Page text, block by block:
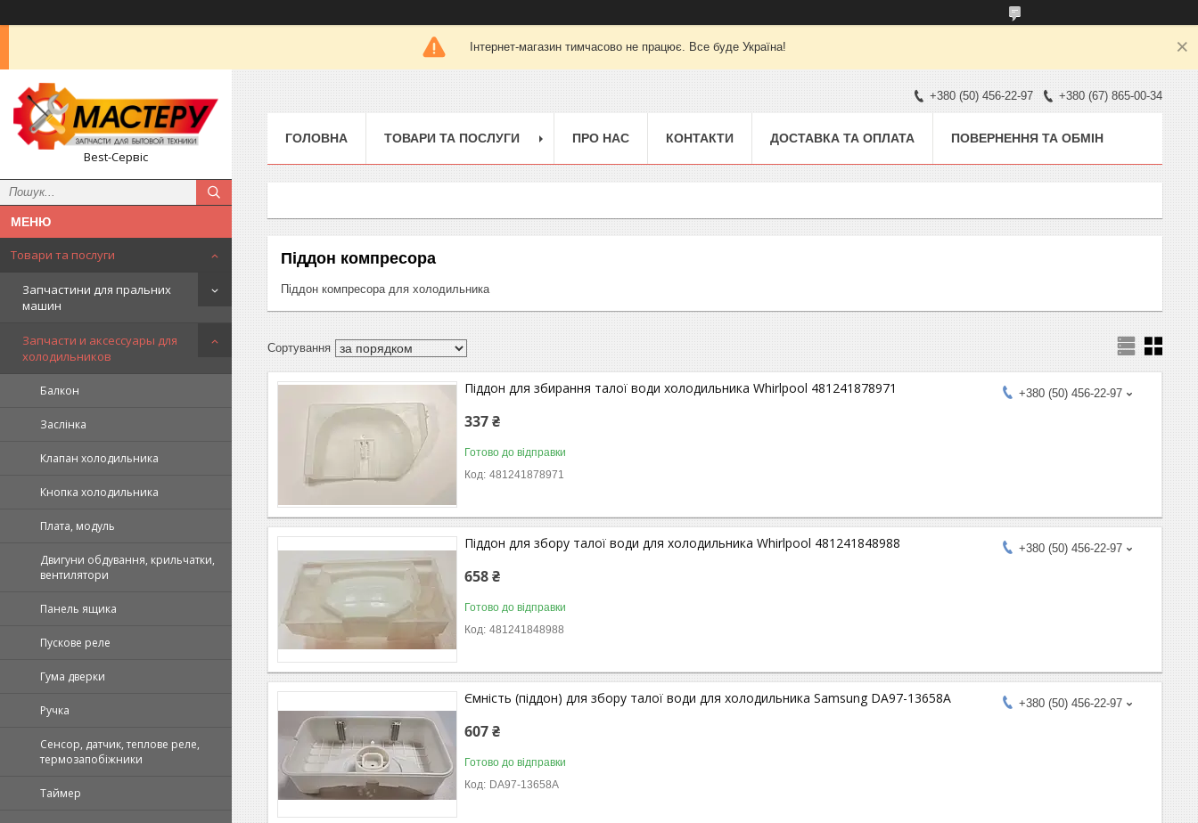
Інтернет-магазин тимчасово не працює. Все буде Україна!
Best-Сервіс
Товари та послуги
Запчастини для пральних
машин
Запчасти и аксессуары для
холодильников
Балкон
Заслінка
Клапан холодильника
Кнопка холодильника
Плата, модуль
Двигуни обдування, крильчатки,
вентилятори
Панель ящика
Пускове реле
Гума дверки
Ручка
Сенсор, датчик, теплове реле,
термозапобіжники
Таймер
+380 (50) 456-22-97 +380 (67) 865-00-34
ГОЛОВНА ТОВАРИ ТА ПОСЛУГИ ПРО НАС КОНТАКТИ ДОСТАВКА ТА ОПЛАТА ПОВЕРНЕННЯ ТА ОБМІН
Піддон компресора
Піддон компресора для холодильника
+380 (50) 456-22-97
Піддон для збирання талої води холодильника Whirlpool 481241878971
337 ₴
Готово до відправки
481241878971
+380 (50) 456-22-97
Піддон для збору талої води для холодильника Whirlpool 481241848988
658 ₴
Готово до відправки
481241848988
+380 (50) 456-22-97
Ємність (піддон) для збору талої води для холодильника Samsung DA97-13658A
607 ₴
Готово до відправки
DA97-13658A